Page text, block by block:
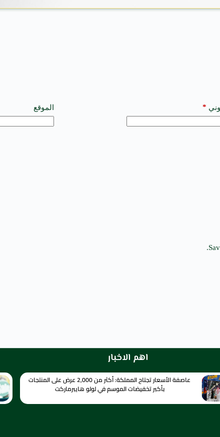
* الموقع
اهم الاخبار
عاصفة الأسعار تجتاح المملكة: أكثر من 2,000 عرض على المنتجات
بأكبر تخفيضات الموسم في لولو هايبرماركت